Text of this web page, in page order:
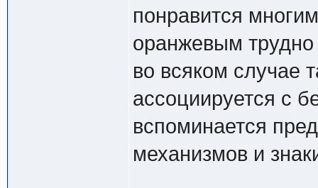
понравится
оранжевым трудно
во всяком случае
ассоциируется с
вспоминается
механизмов и